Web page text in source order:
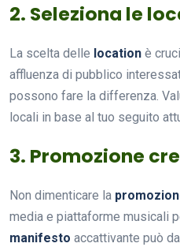
2. Seleziona le
La scelta delle location è
affluenza di pubblico
possono fare la differenza.
locali in base al tuo seguito
3. Promozione
Non dimenticare la
media e piattaforme musicali
manifesto accattivante può